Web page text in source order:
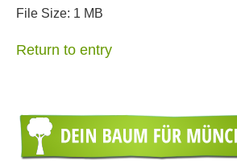
File Size: 1 MB
Return to entry